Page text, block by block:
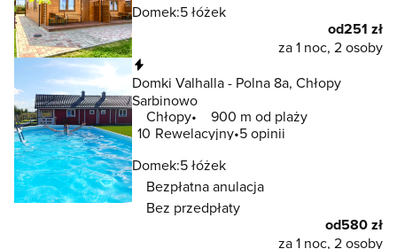
Domek:5 łóżek
od251 zł
za 1 noc, 2 osoby
Domki Valhalla - Polna 8a, Chłopy
Sarbinowo
Chłopy
900 m od plaży
10 Rewelacyjny 5 opinii
Domek:5 łóżek
Bezpłatna anulacja
Bez przedpłaty
od580 zł
za 1 noc, 2 osoby